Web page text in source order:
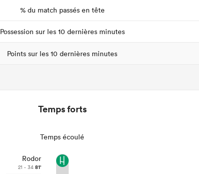
% du match passés en tête
Possession sur les 10 dernières minutes
Points sur les 10 dernières minutes
Temps forts
Temps écoulé
Rodor
21 - 34 81'